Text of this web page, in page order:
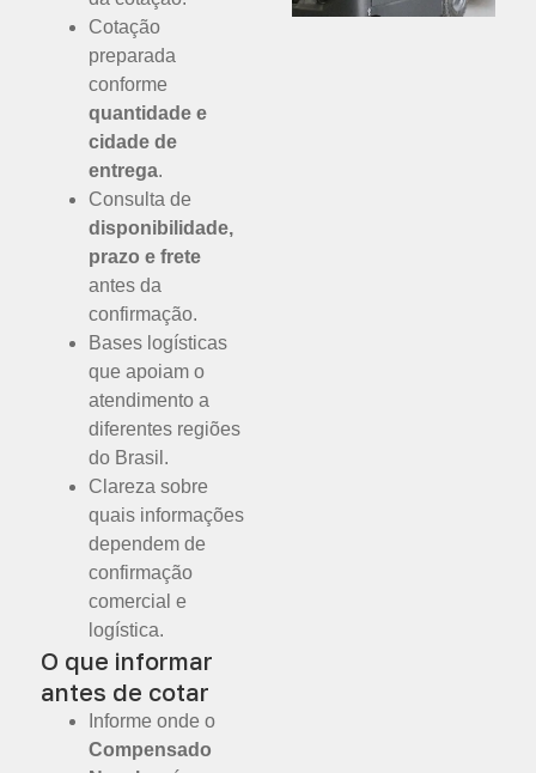
Cotação
preparada
conforme
quantidade e
cidade de
entrega.
Consulta de
disponibilidade,
prazo e frete
antes da
confirmação.
Bases logísticas
que apoiam o
atendimento a
diferentes regiões
do Brasil.
Clareza sobre
quais informações
dependem de
confirmação
comercial e
logística.
O que informar
antes de cotar
Informe onde o
Compensado